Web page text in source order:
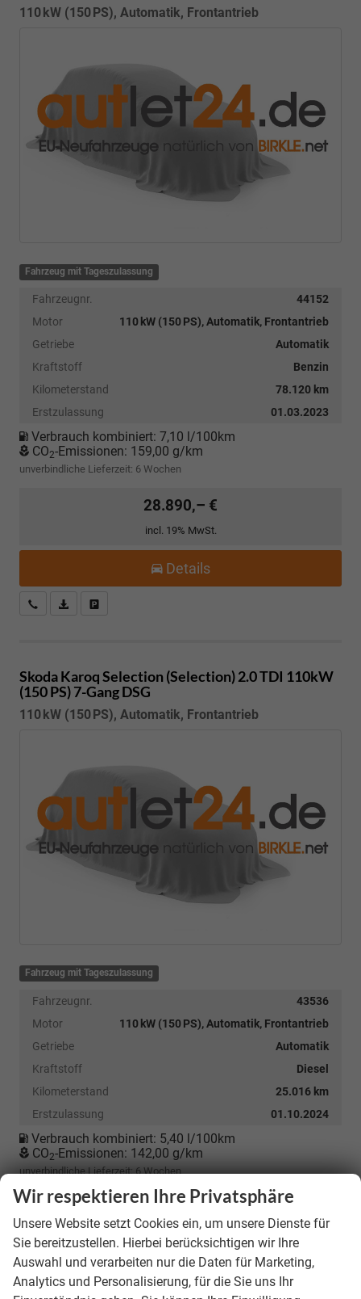
110 kW (150 PS), Automatik, Frontantrieb
Fahrzeug mit Tageszulassung
Fahrzeugnr.
44152
Motor
110 kW (150 PS), Automatik, Frontantrieb
Getriebe
Automatik
Kraftstoff
Benzin
Kilometerstand
78.120 km
Erstzulassung
01.03.2023
Verbrauch kombiniert: 7,10 l/100km
CO2-Emissionen: 159,00 g/km
unverbindliche Lieferzeit: 6 Wochen
28.890,– €
incl. 19% MwSt.
Details
Kostenloser Rückruf-Service
PDF-Datei, Fahrzeugexposé drucken
Skoda KaroqSelection (Selection) 2.0 TDI 110kW
(150 PS) 7-Gang DSG
110 kW (150 PS), Automatik, Frontantrieb
Fahrzeug mit Tageszulassung
Fahrzeugnr.
43536
Motor
110 kW (150 PS), Automatik, Frontantrieb
Getriebe
Automatik
Kraftstoff
Diesel
Kilometerstand
25.016 km
Erstzulassung
01.10.2024
Verbrauch kombiniert: 5,40 l/100km
CO2-Emissionen: 142,00 g/km
unverbindliche Lieferzeit: 6 Wochen
28.990,– €
incl. 19% MwSt.
Details
Wir respektieren Ihre Privatsphäre
Unsere Website setzt Cookies ein, um unsere Dienste für
Sie bereitzustellen. Hierbei berücksichtigen wir Ihre
Auswahl und verarbeiten nur die Daten für Marketing,
Analytics und Personalisierung, für die Sie uns Ihr